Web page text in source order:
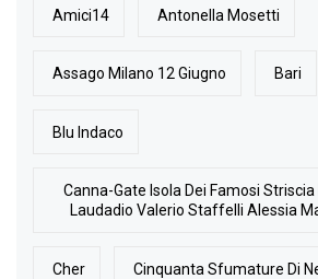
Amici14 Antonella Mosetti
Assago Milano 12 Giugno Bari
Blu Indaco
Canna-Gate Isola Dei Famosi
Laudadio Valerio Staffelli Alessia
Cher Cinquanta Sfumature Di